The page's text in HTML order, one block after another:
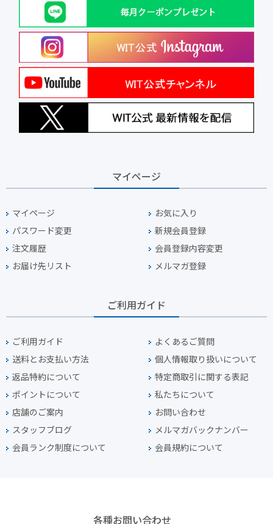
マイページ
マイページ
お気に入り
パスワード変更
新規会員登録
注文履歴
会員登録内容変更
お届け先リスト
メルマガ登録
ご利用ガイド
ご利用ガイド
よくあるご質問
送料とお支払い方法
個人情報取り扱いについて
返品特約について
特定商取引に関する表記
ポイントについて
私たちについて
店舗のご案内
お問い合わせ
スタッフブログ
メルマガバックナンバー
会員ランク制度について
会員規約について
各種お問い合わせ